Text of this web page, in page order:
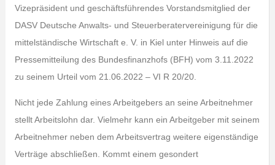
Vizepräsident und geschäftsführendes Vorstandsmitglied der
DASV Deutsche Anwalts- und Steuerberatervereinigung für die
mittelständische Wirtschaft e. V. in Kiel unter Hinweis auf die
Pressemitteilung des Bundesfinanzhofs (BFH) vom 3.11.2022
zu seinem Urteil vom 21.06.2022 – VI R 20/20.
Nicht jede Zahlung eines Arbeitgebers an seine Arbeitnehmer
stellt Arbeitslohn dar. Vielmehr kann ein Arbeitgeber mit seinem
Arbeitnehmer neben dem Arbeitsvertrag weitere eigenständige
Verträge abschließen. Kommt einem gesondert